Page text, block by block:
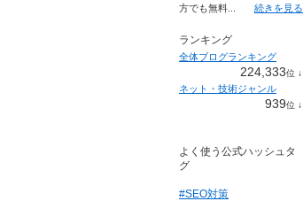
方でも無料...
続きを見る
ランキング
全体ブログランキング
224,333位 ↓
ネット・技術ジャンル
939位 ↓
よく使う公式ハッシュタ
グ
#SEO対策